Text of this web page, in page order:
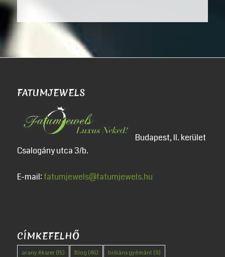
FATUMJEWELS
Budapest, II. kerület
Csalogány utca 3/b.
E-mail: fatumjewels@fatumjewels.hu
CÍMKEFELHŐ
arany ékszer(15) Blog (46) briliáns gyémánt (9)